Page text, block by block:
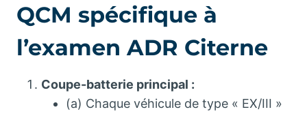
QCM spécifique à
l’examen ADR Citerne
Coupe-batterie principal :
(a) Chaque véhicule de type « EX/III »